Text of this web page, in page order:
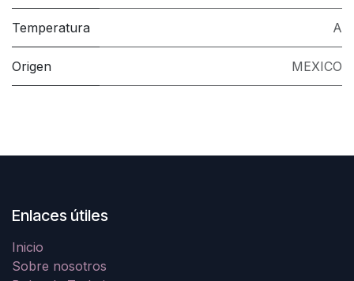
Temperatura A
Origen MEXICO
Enlaces útiles
Inicio
Sobre nosotros